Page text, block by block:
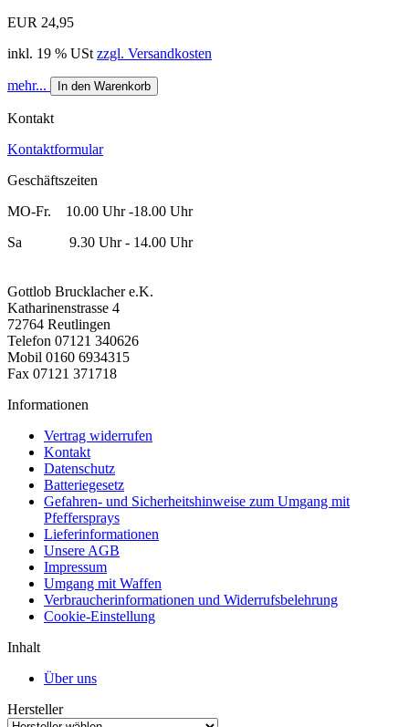
EUR 24,95
inkl. 19 % USt zzgl. Versandkosten
mehr... In den Warenkorb
Kontakt
Kontaktformular
Geschäftszeiten
MO-Fr. 10.00 Uhr -18.00 Uhr
Sa 9.30 Uhr - 14.00 Uhr
Gottlob Brucklacher e.K.
Katharinenstrasse 4
72764 Reutlingen
Telefon 07121 340626
Mobil 0160 6934315
Fax 07121 371718
Informationen
Vertrag widerrufen
Kontakt
Datenschutz
Batteriegesetz
Gefahren- und Sicherheitshinweise zum Umgang mit
Pfeffersprays
Lieferinformationen
Unsere AGB
Impressum
Umgang mit Waffen
Verbraucherinformationen und Widerrufsbelehrung
Cookie-Einstellung
Inhalt
Über uns
Hersteller